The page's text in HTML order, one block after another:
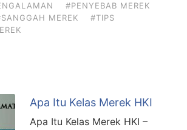
#PENYEBAB MEREK
MEREK
#TIPS
Apa Itu Kelas Merek HKI
Apa Itu Kelas Merek HKI –